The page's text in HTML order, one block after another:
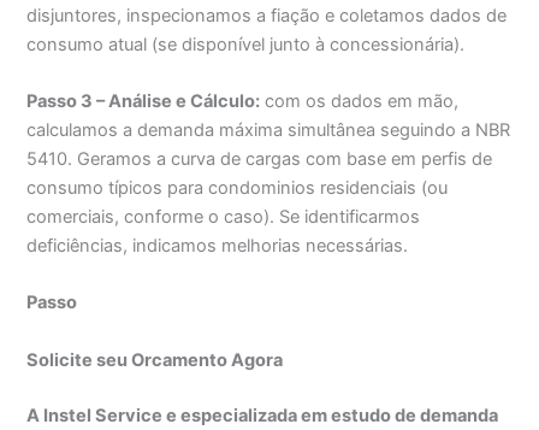
disjuntores, inspecionamos a fiação e coletamos dados de
consumo atual (se disponível junto à concessionária).
Passo 3 – Análise e Cálculo: com os dados em mão,
calculamos a demanda máxima simultânea seguindo a NBR
5410. Geramos a curva de cargas com base em perfis de
consumo típicos para condominios residenciais (ou
comerciais, conforme o caso). Se identificarmos
deficiências, indicamos melhorias necessárias.
Passo
Solicite seu Orcamento Agora
A Instel Service e especializada em estudo de demanda